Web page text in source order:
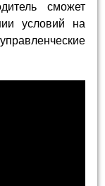
сможет
условий на